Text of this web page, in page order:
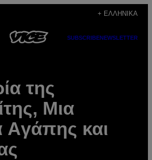
+ ΕΛΛΗΝΙΚΆ
SUBSCRIBENEWSLETTER
της
Μια
Aγάπης και